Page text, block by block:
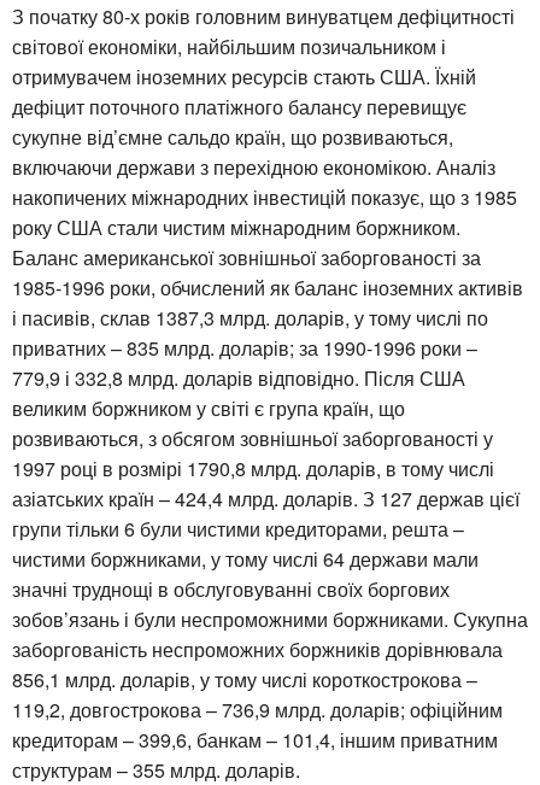
З початку 80-х років головним винуватцем дефіцитності
світової економіки, найбільшим позичальником і
отримувачем іноземних ресурсів стають США. Їхній
дефіцит поточного платіжного балансу перевищує
сукупне від’ємне сальдо країн, що розвиваються,
включаючи держави з перехідною економікою. Аналіз
накопичених міжнародних інвестицій показує, що з 1985
року США стали чистим міжнародним боржником.
Баланс американської зовнішньої заборгованості за
1985-1996 роки, обчислений як баланс іноземних активів
і пасивів, склав 1387,3 млрд. доларів, у тому числі по
приватних – 835 млрд. доларів; за 1990-1996 роки –
779,9 і 332,8 млрд. доларів відповідно. Після США
великим боржником у світі є група країн, що
розвиваються, з обсягом зовнішньої заборгованості у
1997 році в розмірі 1790,8 млрд. доларів, в тому числі
азіатських країн – 424,4 млрд. доларів. З 127 держав цієї
групи тільки 6 були чистими кредиторами, решта –
чистими боржниками, у тому числі 64 держави мали
значні труднощі в обслуговуванні своїх боргових
зобов’язань і були неспроможними боржниками. Сукупна
заборгованість неспроможних боржників дорівнювала
856,1 млрд. доларів, у тому числі короткострокова –
119,2, довгострокова – 736,9 млрд. доларів; офіційним
кредиторам – 399,6, банкам – 101,4, іншим приватним
структурам – 355 млрд. доларів.